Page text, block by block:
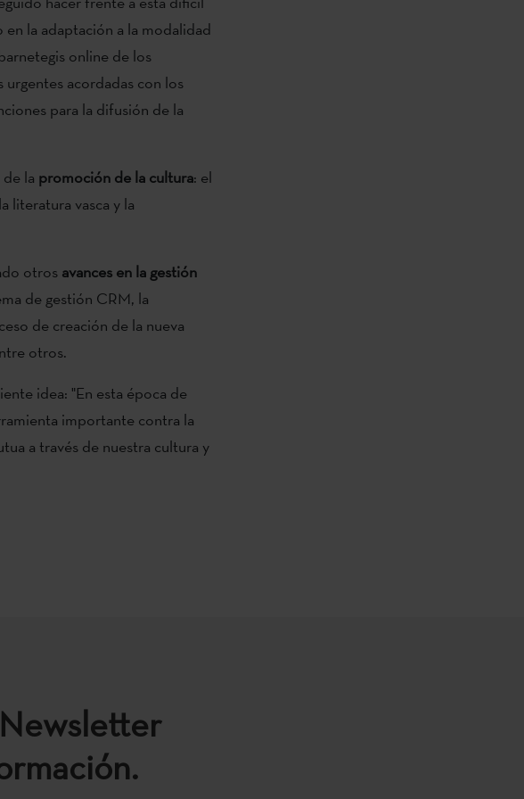
la adaptación a la modalidad
online de los
urgentes acordadas con los
para la difusión de la
la promoción de la cultura: el
literatura vasca y la
otros avances en la gestión
de gestión CRM, la
de creación de la nueva
otros.
idea: "En esta época de
importante contra la
a través de nuestra cultura y